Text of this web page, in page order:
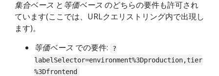
集合ベース と 等価ベース のどちらの要件も許可され
ています(ここでは、URLクエリストリング内で出現し
ます)。
等価ベース での要件:
?
labelSelector=environment%3Dproduction,tier
%3Dfrontend